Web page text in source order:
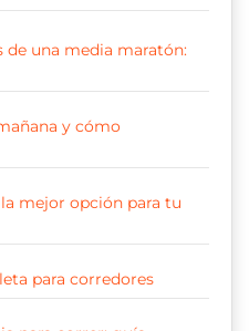
de una media maratón:
y cómo
mejor opción para tu
para corredores